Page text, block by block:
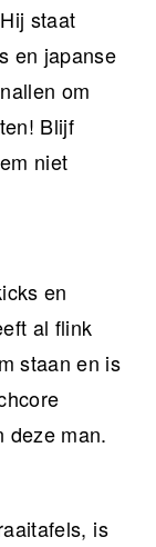
staat
en japanse
om
Blijf
niet
en
al flink
staan en is
deze man.
is